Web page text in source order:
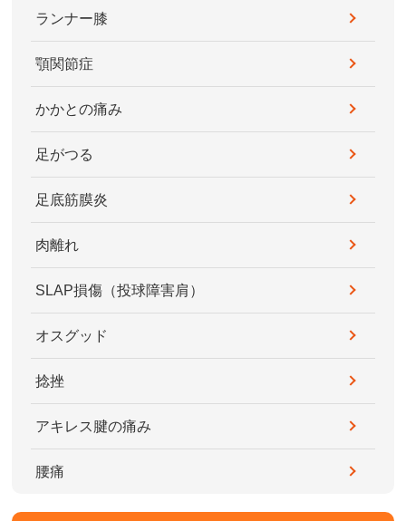
ランナー膝
顎関節症
かかとの痛み
足がつる
足底筋膜炎
肉離れ
SLAP損傷（投球障害肩）
オスグッド
捻挫
アキレス腱の痛み
腰痛